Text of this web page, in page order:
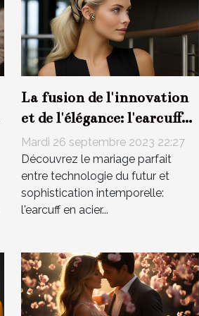
La fusion de l'innovation
et de l'élégance: l'earcuff
en acier inoxydable
Mardi 26 septembre 2023 22:27
Découvrez le mariage parfait
entre technologie du futur et
sophistication intemporelle:
l'earcuff en acier...